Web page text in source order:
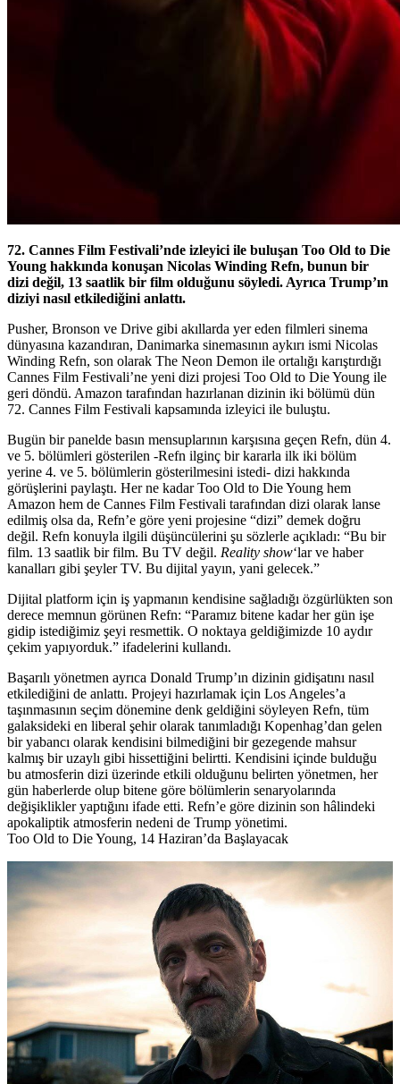
72. Cannes Film Festivali’nde izleyici ile buluşan Too Old to Die
Young hakkında konuşan Nicolas Winding Refn, bunun bir
dizi değil, 13 saatlik bir film olduğunu söyledi. Ayrıca Trump’ın
diziyi nasıl etkilediğini anlattı.
Pusher, Bronson ve Drive gibi akıllarda yer eden filmleri sinema
dünyasına kazandıran, Danimarka sinemasının aykırı ismi Nicolas
Winding Refn, son olarak The Neon Demon ile ortalığı karıştırdığı
Cannes Film Festivali’ne yeni dizi projesi Too Old to Die Young ile
geri döndü. Amazon tarafından hazırlanan dizinin iki bölümü dün
72. Cannes Film Festivali kapsamında izleyici ile buluştu.
Bugün bir panelde basın mensuplarının karşısına geçen Refn, dün 4.
ve 5. bölümleri gösterilen -Refn ilginç bir kararla ilk iki bölüm
yerine 4. ve 5. bölümlerin gösterilmesini istedi- dizi hakkında
görüşlerini paylaştı. Her ne kadar Too Old to Die Young hem
Amazon hem de Cannes Film Festivali tarafından dizi olarak lanse
edilmiş olsa da, Refn’e göre yeni projesine “dizi” demek doğru
değil. Refn konuyla ilgili düşüncülerini şu sözlerle açıkladı: “Bu bir
film. 13 saatlik bir film. Bu TV değil. Reality show‘lar ve haber
kanalları gibi şeyler TV. Bu dijital yayın, yani gelecek.”
Dijital platform için iş yapmanın kendisine sağladığı özgürlükten son
derece memnun görünen Refn: “Paramız bitene kadar her gün işe
gidip istediğimiz şeyi resmettik. O noktaya geldiğimizde 10 aydır
çekim yapıyorduk.” ifadelerini kullandı.
Başarılı yönetmen ayrıca Donald Trump’ın dizinin gidişatını nasıl
etkilediğini de anlattı. Projeyi hazırlamak için Los Angeles’a
taşınmasının seçim dönemine denk geldiğini söyleyen Refn, tüm
galaksideki en liberal şehir olarak tanımladığı Kopenhag’dan gelen
bir yabancı olarak kendisini bilmediğini bir gezegende mahsur
kalmış bir uzaylı gibi hissettiğini belirtti. Kendisini içinde bulduğu
bu atmosferin dizi üzerinde etkili olduğunu belirten yönetmen, her
gün haberlerde olup bitene göre bölümlerin senaryolarında
değişiklikler yaptığını ifade etti. Refn’e göre dizinin son hâlindeki
apokaliptik atmosferin nedeni de Trump yönetimi.
Too Old to Die Young, 14 Haziran’da Başlayacak